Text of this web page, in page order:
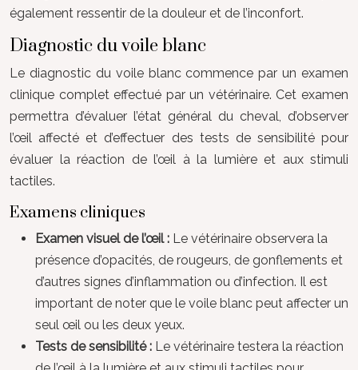
également ressentir de la douleur et de l’inconfort.
Diagnostic du voile blanc
Le diagnostic du voile blanc commence par un examen
clinique complet effectué par un vétérinaire. Cet examen
permettra d’évaluer l’état général du cheval, d’observer
l’œil affecté et d’effectuer des tests de sensibilité pour
évaluer la réaction de l’œil à la lumière et aux stimuli
tactiles.
Examens cliniques
Examen visuel de l’œil : Le vétérinaire observera la
présence d’opacités, de rougeurs, de gonflements et
d’autres signes d’inflammation ou d’infection. Il est
important de noter que le voile blanc peut affecter un
seul œil ou les deux yeux.
Tests de sensibilité : Le vétérinaire testera la réaction